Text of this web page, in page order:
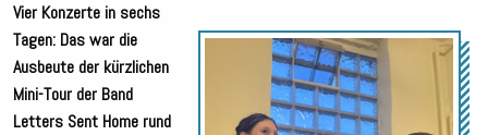
Vier Konzerte in sechs
Tagen: Das war die
Ausbeute der kürzlichen
Mini-Tour der Band
Letters Sent Home rund